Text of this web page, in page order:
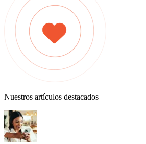
Nuestros artículos destacados